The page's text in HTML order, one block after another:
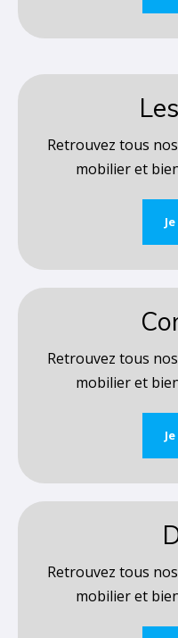
Retrouvez tous
mobilier et
Retrouvez tous
mobilier et
Retrouvez tous
mobilier et